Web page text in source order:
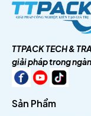
TTPACK TECH &
giải pháp trong
Sản Phẩm